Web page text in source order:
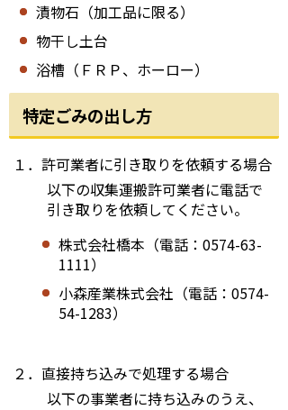
漬物石（加工品に限る）
物干し土台
浴槽（ＦＲＰ、ホーロー）
特定ごみの出し方
１．許可業者に引き取りを依頼する場合
以下の収集運搬許可業者に電話で
引き取りを依頼してください。
株式会社橋本（電話：0574-63-
1111）
小森産業株式会社（電話：0574-
54-1283）
２．直接持ち込みで処理する場合
以下の事業者に持ち込みのうえ、